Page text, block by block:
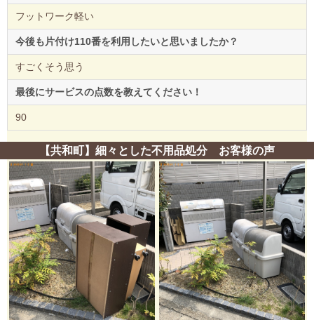
フットワーク軽い
今後も片付け110番を利用したいと思いましたか？
すごくそう思う
最後にサービスの点数を教えてください！
90
【共和町】細々とした不用品処分 お客様の声